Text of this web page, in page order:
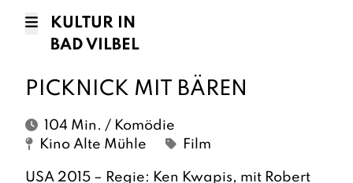
KULTUR IN
BAD VILBEL
PICKNICK MIT BÄREN
104 Min. / Komödie
Kino Alte Mühle
Film
USA 2015 – Regie: Ken Kwapis, mit Robert